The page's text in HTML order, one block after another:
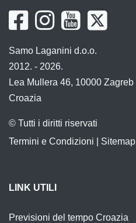
Samo Laganini d.o.o.
2012. - 2026.
Lea Mullera 46, 10000 Zagreb
Croazia
© Tutti i diritti riservati
Termini e Condizioni
Sitemap
LINK UTILI
Previsioni del tempo Croazia